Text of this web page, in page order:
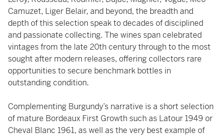
Camuzet, Liger Belair, and beyond, the breadth and
depth of this selection speak to decades of disciplined
and passionate collecting. The wines span celebrated
vintages from the late 20th century through to the most
sought after modern releases, offering collectors rare
opportunities to secure benchmark bottles in
outstanding condition.
Complementing Burgundy’s narrative is a short selection
of mature Bordeaux First Growth such as Latour 1949 or
Cheval Blanc 1961, as well as the very best example of